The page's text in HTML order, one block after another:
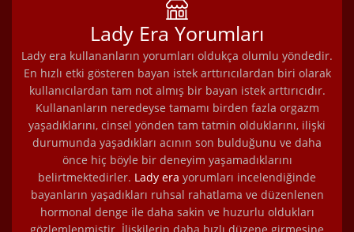
Lady Era Yorumları
Lady era kullananların yorumları oldukça olumlu yöndedir.
En hızlı etki gösteren bayan istek arttırıcılardan biri olarak
kullanıcılardan tam not almış bir bayan istek arttırıcıdır.
Kullananların neredeyse tamamı birden fazla orgazm
yaşadıklarını, cinsel yönden tam tatmin olduklarını, ilişki
durumunda yaşadıkları acının son bulduğunu ve daha
önce hiç böyle bir deneyim yaşamadıklarını
belirtmektedirler. Lady era yorumları incelendiğinde
bayanların yaşadıkları ruhsal rahatlama ve düzenlenen
hormonal denge ile daha sakin ve huzurlu oldukları